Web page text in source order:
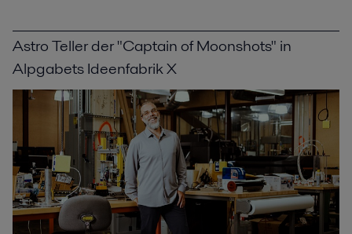
Astro Teller der "Captain of Moonshots" in
Alpgabets Ideenfabrik X